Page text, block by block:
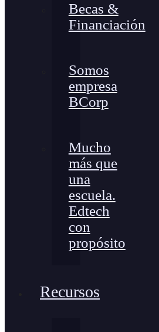
Becas &
Financiación
Somos
empresa
BCorp
Mucho
más que
una
escuela.
Edtech
con
propósito
Recursos